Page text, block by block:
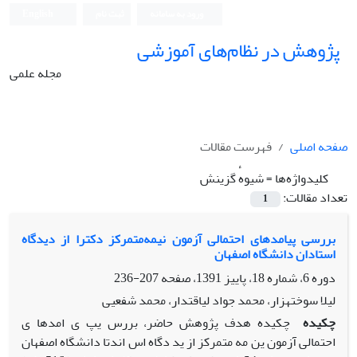
پژوهش در نظام‌های آموزشی
مجله علمی
صفحه اصلی
فهرست مقالات
کلیدواژه‌ها =شیوهٔ گزینش
تعداد مقالات:
1
بررسی پیامدهای احتمالی آزمون نیمه‌متمرکز دکترا از دیدگاه
استادان دانشگاه اصفهان
دوره 6، شماره 18، پاییز 1391، صفحه
207-236
لیلا سوختهزار، محمد جواد لیاقتدار، محمد شفعیی
چکیده چکیده هدف پژوهش حاضر، بررس یپ ی امدها ی
احتمالی آزمون ین مه متمرکز از ید دگاه اس اندتا دانشگاه اصفهان